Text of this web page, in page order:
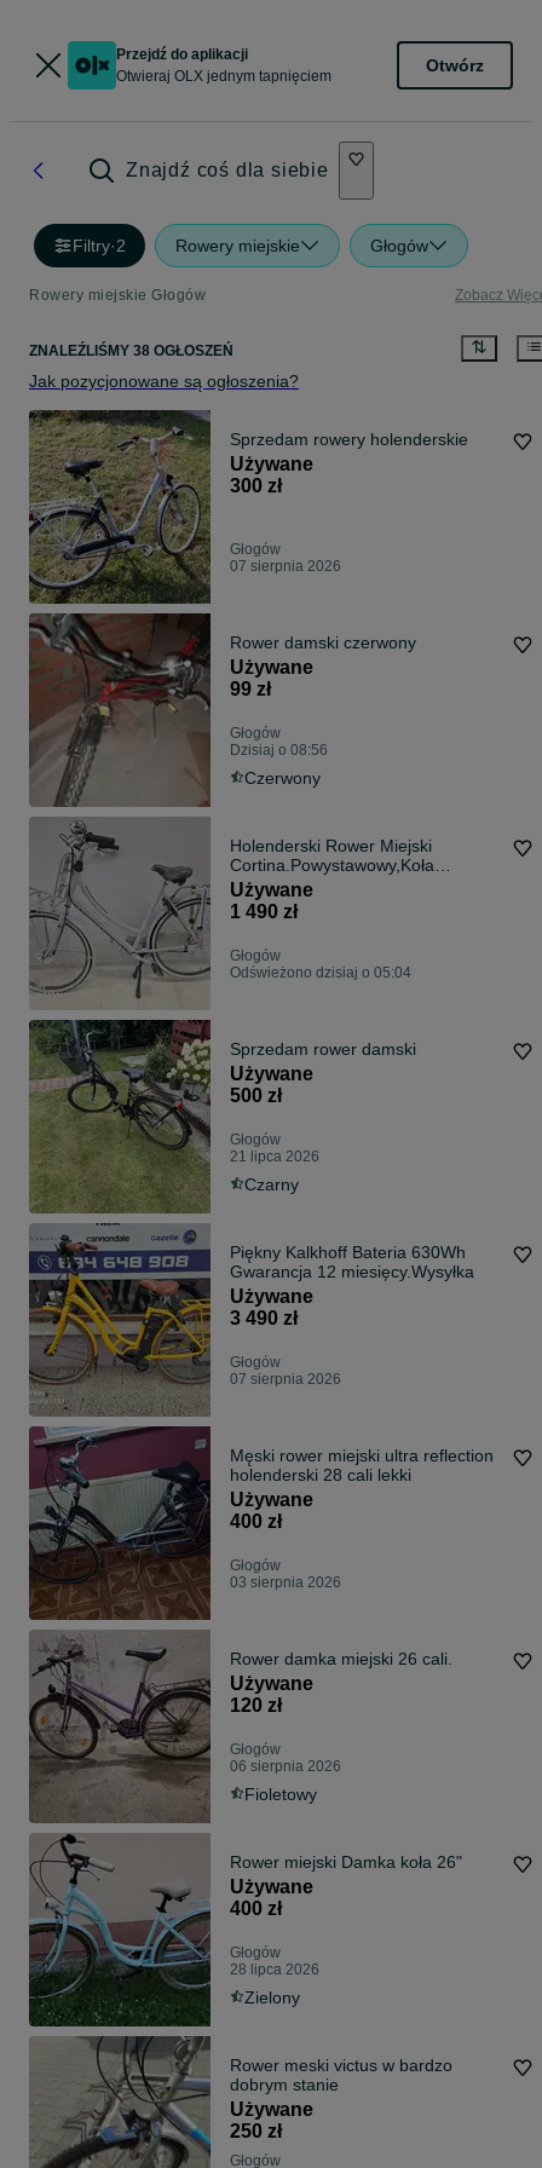
Przejdź do aplikacji
Otwieraj OLX jednym tapnięciem
Otwórz
Znajdź coś dla siebie
Filtry·2 Rowery miejskie Głogów
Rowery miejskie Głogów Zobacz
ZNALEŹLIŚMY 38 OGŁOSZEŃ
Jak pozycjonowane są ogłoszenia?
Sprzedam rowery holenderskie
Używane
300 zł
Głogów
07 sierpnia 2026
Rower damski czerwony
Używane
99 zł
Głogów
Dzisiaj o 08:56
Czerwony
Holenderski Rower Miejski
Cortina.Powystawowy,Koła
28''Rama 57cm.
Używane
1 490 zł
Głogów
Odświeżono dzisiaj o 05:04
Sprzedam rower damski
Używane
500 zł
Głogów
21 lipca 2026
Czarny
Piękny Kalkhoff Bateria 630Wh
Gwarancja 12 miesięcy.Wysyłka
Używane
3 490 zł
Głogów
07 sierpnia 2026
Męski rower miejski ultra reflection
holenderski 28 cali lekki
Używane
400 zł
Głogów
03 sierpnia 2026
Rower damka miejski 26 cali.
Używane
120 zł
Głogów
06 sierpnia 2026
Fioletowy
Rower miejski Damka koła 26"
Używane
400 zł
Głogów
28 lipca 2026
Zielony
Rower meski victus w bardzo
dobrym stanie
Używane
250 zł
Głogów